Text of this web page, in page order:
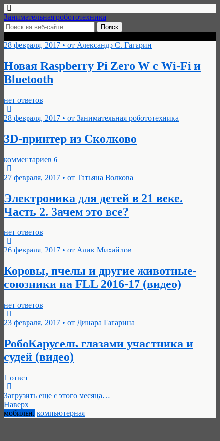
Занимательная робототехника
28 февраля, 2017 • от Александр С. Гагарин
Новая Raspberry Pi Zero W с Wi-Fi и
Bluetooth
нет ответов
28 февраля, 2017 • от Занимательная робототехника
3D-принтер из Сколково
комментариев 6
27 февраля, 2017 • от Татьяна Волкова
Электроника для детей в 21 веке.
Часть 2. Зачем это все?
нет ответов
26 февраля, 2017 • от Алик Михайлов
Коровы, пчелы и другие животные-
союзники на FLL 2016-17 (видео)
нет ответов
23 февраля, 2017 • от Динара Гагарина
РобоКарусель глазами участника и
судей (видео)
1 ответ
Загрузить еще с этого месяца…
Наверх
мобильн. компьютерная